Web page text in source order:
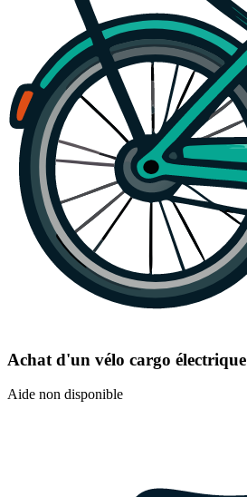
Achat d'un vélo cargo électrique
Aide non disponible